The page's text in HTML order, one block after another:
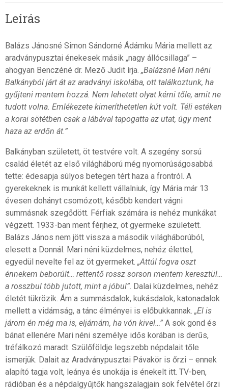
Leírás
Balázs Jánosné Simon Sándorné Ádámku Mária mellett az
aradványpusztai énekesek másik „nagy állócsillaga” –
ahogyan Benczéné dr. Mező Judit írja. „Balázsné Mari néni
Balkányból járt át az aradványi iskolába, ott találkoztunk, ha
gyűjteni mentem hozzá. Nem lehetett olyat kérni tőle, amit ne
tudott volna. Emlékezete kimeríthetetlen kút volt. Téli estéken
a korai sötétben csak a lábával tapogatta az utat, úgy ment
haza az erdőn át.”
Balkányban született, öt testvére volt. A szegény sorsú
család életét az első világháború még nyomorúságosabbá
tette: édesapja súlyos betegen tért haza a frontról. A
gyerekeknek is munkát kellett vállalniuk, így Mária már 13
évesen dohányt csomózott, később kendert vágni
summásnak szegődött. Férfiak számára is nehéz munkákat
végzett. 1933-ban ment férjhez, öt gyermeke született.
Balázs János nem jött vissza a második világháborúból,
elesett a Donnál. Mari néni küzdelmes, nehéz élettel,
egyedül nevelte fel az öt gyermeket. „Attúl fogva oszt
énnekem beborúlt… rettentő rossz sorson mentem keresztül…
a rosszbul több jutott, mint a jóbul”. Dalai küzdelmes, nehéz
életét tükrözik. Ám a summásdalok, kukásdalok, katonadalok
mellett a vidámság, a tánc élményei is előbukkannak. „El is
járom én még ma is, eljárnám, ha vón kivel…”A sok gond és
bánat ellenére Mari néni személye idős korában is derűs,
tréfálkozó maradt. Szülőföldje legszebb népdalait tőle
ismerjük. Dalait az Aradványpusztai Pávakör is őrzi – ennek
alapító tagja volt, leánya és unokája is énekelt itt. TV-ben,
rádióban és a népdalgyűjtők hangszalagjain sok felvétel őrzi